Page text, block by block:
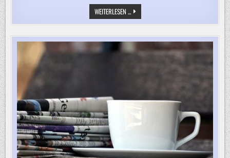
WEITERLESEN ... EU-
AUSSENGRENZE I
N L
O S
ICH C
EUTA N
ICHT W